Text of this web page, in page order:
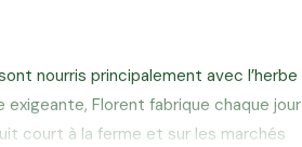
nourris principalement avec l’herbe
Florent fabrique chaque jour
court à la ferme et sur les marchés